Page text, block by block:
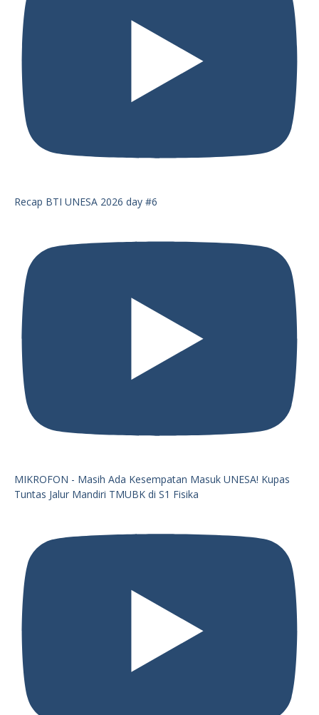
Recap BTI UNESA 2026 day #6
MIKROFON - Masih Ada Kesempatan Masuk UNESA! Kupas
Tuntas Jalur Mandiri TMUBK di S1 Fisika